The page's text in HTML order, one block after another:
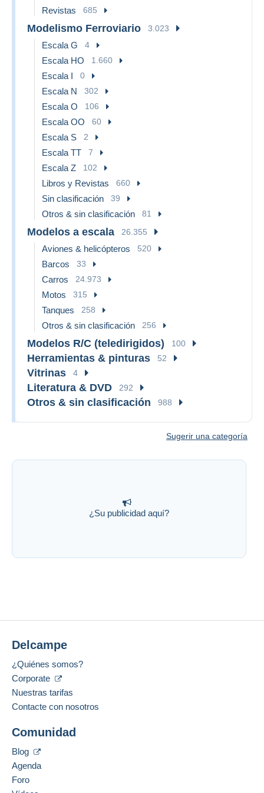
¿Su publicidad aquí?
Revistas 685
Modelismo Ferroviario 3.023
Escala G 4
Escala HO 1.660
Escala I 0
Escala N 302
Escala O 106
Escala OO 60
Escala S 2
Escala TT 7
Escala Z 102
Libros y Revistas 660
Sin clasificación 39
Otros & sin clasificación 81
Modelos a escala 26.355
Aviones & helicópteros 520
Barcos 33
Carros 24.973
Motos 315
Tanques 258
Otros & sin clasificación 256
Modelos R/C (teledirigidos) 100
Herramientas & pinturas 52
Vitrinas 4
Literatura & DVD 292
Otros & sin clasificación 988
Sugerir una categoría
Delcampe
¿Quiénes somos?
Corporate
Nuestras tarifas
Contacte con nosotros
Comunidad
Blog
Agenda
Foro